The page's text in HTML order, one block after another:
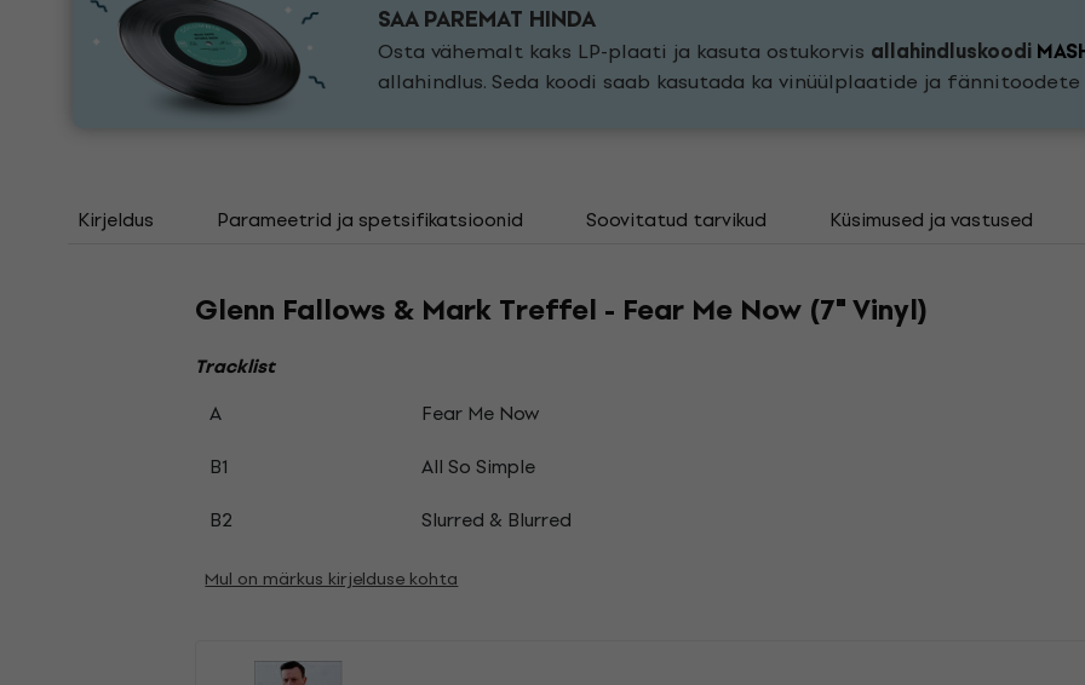
SAA PAREMAT HINDA
Osta vähemalt kaks LP-plaati ja kasuta ostukorvis allahindluskoodi
allahindlus. Seda koodi saab kasutada ka vinüülplaatide ja
Kirjeldus Parameetrid ja spetsifikatsioonid Soovitatud tarvikud Küsimused ja vastused
Glenn Fallows & Mark Treffel - Fear Me Now (7" Vinyl)
Tracklist
A Fear Me Now
B1
All So Simple
B2
Slurred & Blurred
Mul on märkus kirjelduse kohta